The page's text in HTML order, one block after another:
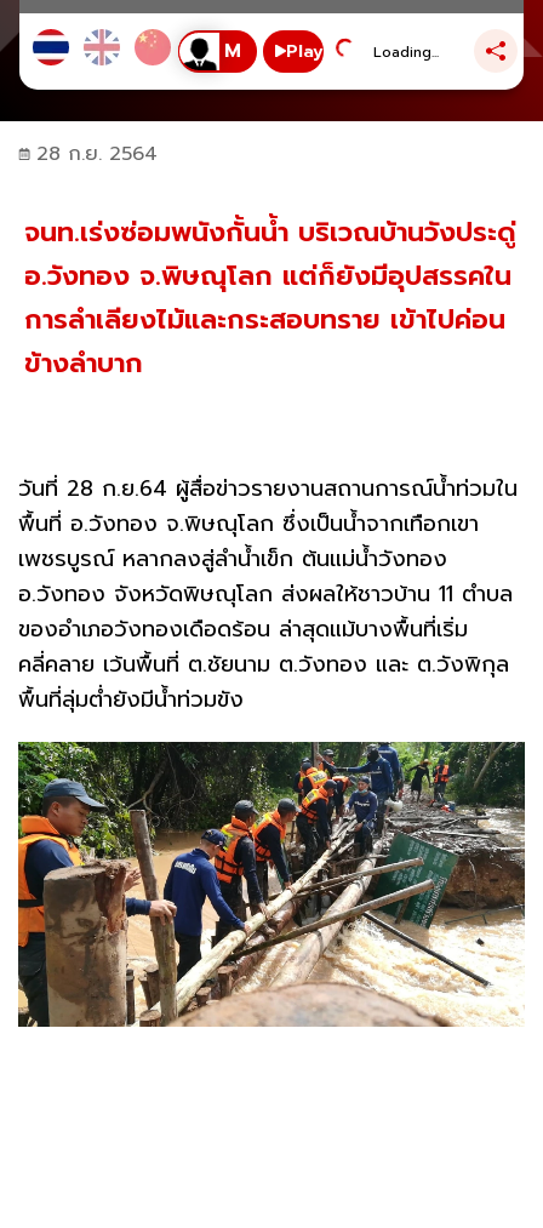
Play Loading...
28 ก.ย. 2564
จนท.เร่งซ่อมพนังกั้นน้ำ บริเวณบ้านวังประดู่
อ.วังทอง จ.พิษณุโลก แต่ก็ยังมีอุปสรรคใน
การลำเลียงไม้และกระสอบทราย เข้าไปค่อน
ข้างลำบาก
วันที่ 28 ก.ย.64 ผู้สื่อข่าวรายงานสถานการณ์น้ำท่วมใน
พื้นที่ อ.วังทอง จ.พิษณุโลก ซึ่งเป็นน้ำจากเทือกเขา
เพชรบูรณ์ หลากลงสู่ลำน้ำเข็ก ต้นแม่น้ำวังทอง
อ.วังทอง จังหวัดพิษณุโลก ส่งผลให้ชาวบ้าน 11 ตำบล
ของอำเภอวังทองเดือดร้อน ล่าสุดแม้บางพื้นที่เริ่ม
คลี่คลาย เว้นพื้นที่ ต.ชัยนาม ต.วังทอง และ ต.วังพิกุล
พื้นที่ลุ่มต่ำยังมีน้ำท่วมขัง